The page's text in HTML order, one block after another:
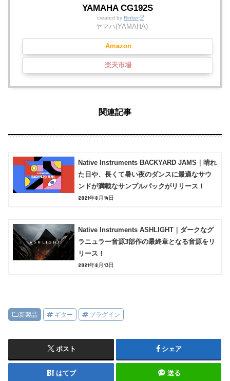
YAMAHA CG192S
created by Rinker
ヤマハ(YAMAHA)
Amazon
楽天市場
関連記事
Native Instruments BACKYARD JAMS｜晴れ
た日や、長くて暑い夜のダンスに最適なサウ
ンドが満載なサンプルパックがリリース！
2021年8月14日
Native Instruments ASHLIGHT｜ダークなグ
ラニュラー音源3部作の最終章となる音源をリ
リース！
2021年8月13日
新製品 ギター プラグイン
ポスト シェア
はてブ 送る